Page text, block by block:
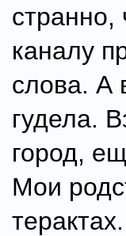
странно,
каналу
слова. А
гудела.
город,
Мои